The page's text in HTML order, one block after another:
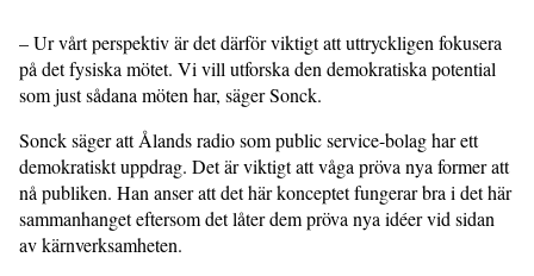
– Ur vårt perspektiv är det därför viktigt att uttryckligen fokusera
på det fysiska mötet. Vi vill utforska den demokratiska potential
som just sådana möten har, säger Sonck.
Sonck säger att Ålands radio som public service-bolag har ett
demokratiskt uppdrag. Det är viktigt att våga pröva nya former att
nå publiken. Han anser att det här konceptet fungerar bra i det här
sammanhanget eftersom det låter dem pröva nya idéer vid sidan
av kärnverksamheten.